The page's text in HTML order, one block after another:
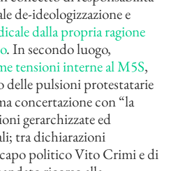
de-ideologizzazione e
dalla propria ragione
. In secondo luogo,
tensioni interne al M5S,
delle pulsioni protestatarie
concertazione con “la
gerarchizzate ed
tra dichiarazioni
politico Vito Crimi e di